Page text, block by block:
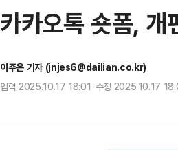
카카오톡 숏폼,
이주은 기자 (jnjes6@dailian.co.kr)
입력 2025.10.17 18:01 수정 2025.10.17